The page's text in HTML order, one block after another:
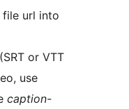
url into
or VTT
use
caption-